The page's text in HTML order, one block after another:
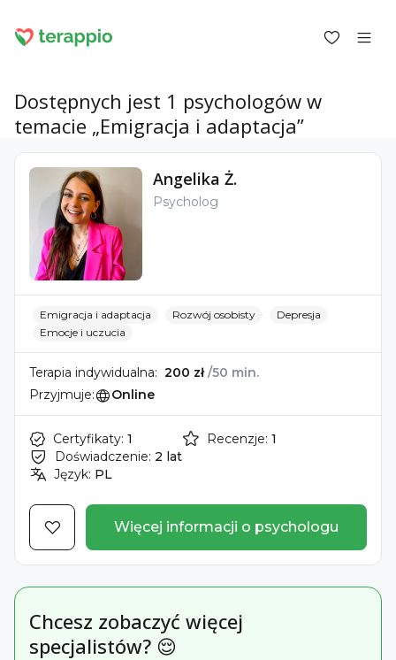
Zaloguj się jako psycholog
Blog
Forum
Dla psychologów
O terappio
Pytania i odpowiedzi
office@terappio.com
Dostępnych jest 1 psychologów w
temacie „Emigracja i adaptacja”
Angelika Ż.
Psycholog
Emigracja i adaptacja Rozwój osobisty
Depresja
Emocje i uczucia
Terapia indywidualna: 200 zł /50 min.
Przyjmuje:
Online
Certyfikaty: 1
Doświadczenie: 2 lat
Język: PL
Recenzje: 1
Więcej informacji o psychologu
Chcesz zobaczyć więcej
specjalistów? 😌